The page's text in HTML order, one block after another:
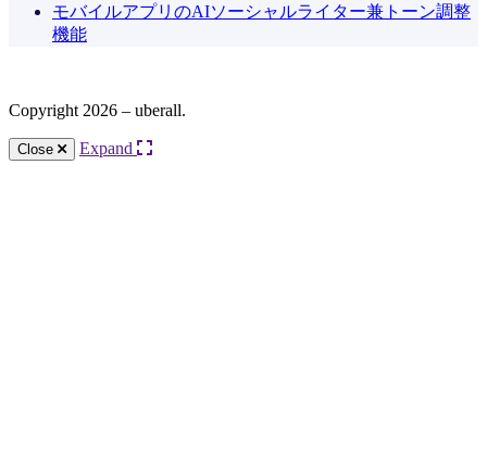
モバイルアプリのAIソーシャルライター兼トーン調整
機能
Copyright 2026 – uberall.
Close Expand